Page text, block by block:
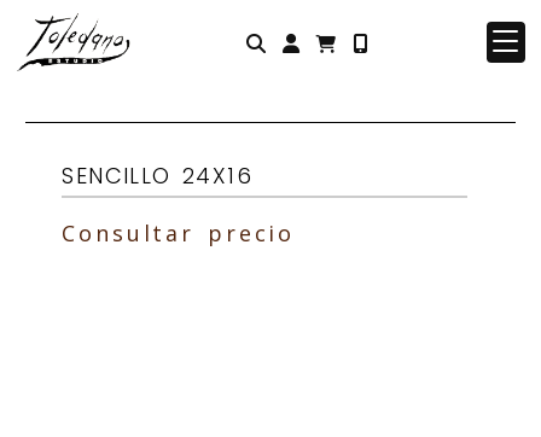
Identifícate
SENCILLO 24X16
Consultar precio